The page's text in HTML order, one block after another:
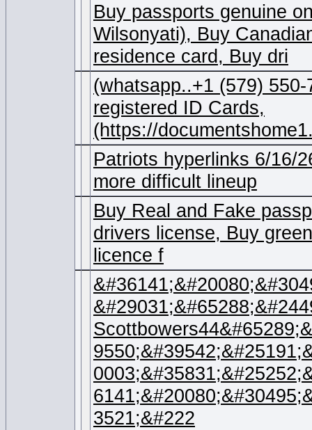
Buy passports genuine
Wilsonyati), Buy
residence card, Buy dri
(whatsapp..+1 (579)
registered ID Cards,
(https://
Patriots hyperlinks 6/16/
more difficult lineup
Buy Real and Fake
drivers license, Buy
licence f
3521;&#222